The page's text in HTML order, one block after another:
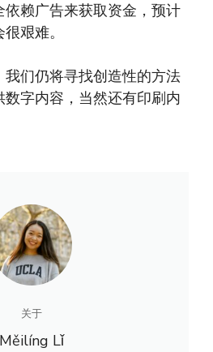
赖广告来获取资金，预计
艰难。
们仍将寻找创造性的方法
字内容，当然还有印刷内
关于
Měilíng Lǐ